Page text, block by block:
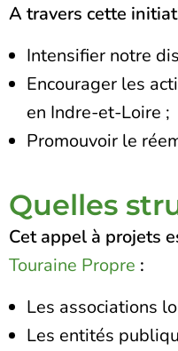
A travers cette
Intensifier notre
Encourager les
en Indre-et-Loire ;
Promouvoir le
Quelles
Cet appel à projets
Touraine Propre :
Les associations
Les entités